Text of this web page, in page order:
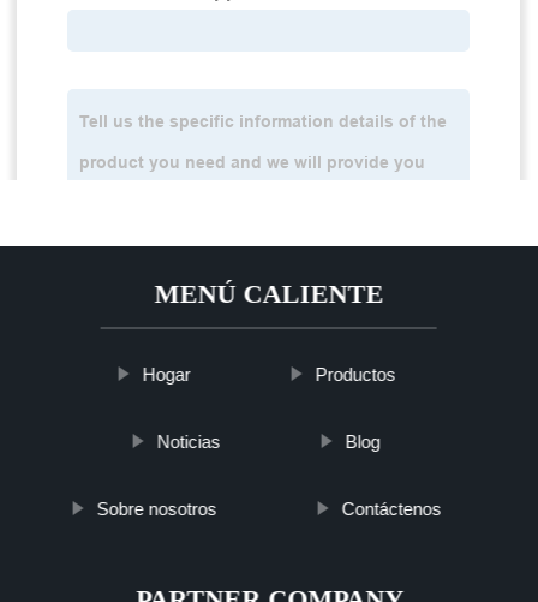
MENÚ CALIENTE
Hogar Productos
Noticias Blog
Sobre nosotros Contáctenos